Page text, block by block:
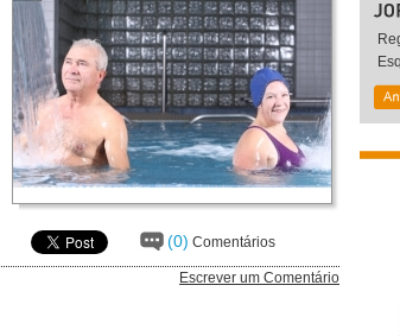
(0) Comentários
Escrever um Comentário